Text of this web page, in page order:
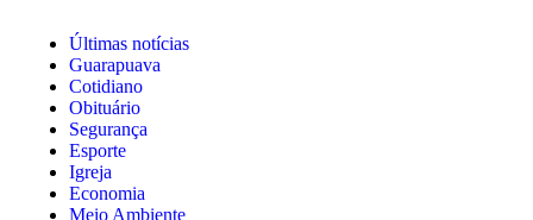
Últimas notícias
Guarapuava
Cotidiano
Obituário
Segurança
Esporte
Igreja
Economia
Meio Ambiente